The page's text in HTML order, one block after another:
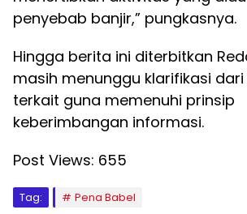
penyebab banjir,” pungkasnya.
Hingga berita ini diterbitkan
masih menunggu klarifikasi
terkait guna memenuhi prinsip
keberimbangan informasi.
Post Views: 655
Tag: Pena Babel